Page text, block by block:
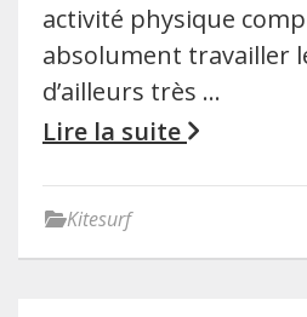
activité physique
absolument travailler
d’ailleurs très …
Lire la suite
Kitesurf